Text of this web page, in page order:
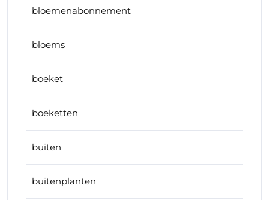
bloemenabonnement
bloems
boeket
boeketten
buiten
buitenplanten